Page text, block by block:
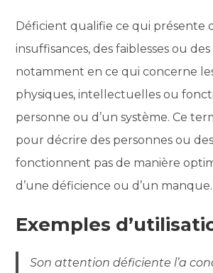
Déficient qualifie ce qui présente
insuffisances, des faiblesses ou
notamment en ce qui concerne
physiques, intellectuelles ou
personne ou d’un système. Ce
pour décrire des personnes ou
fonctionnent pas de manière
d’une déficience ou d’un manque.
Exemples
Son attention déficiente l’a